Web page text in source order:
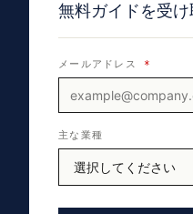
無料ガイドを受け
メールアドレス *
主な業種